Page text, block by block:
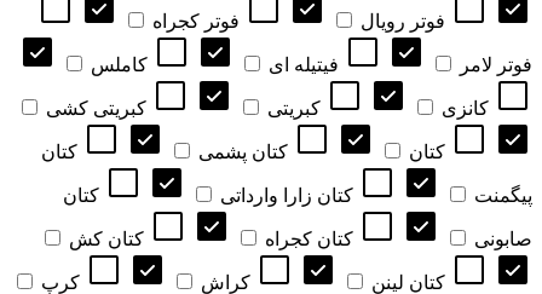
فوتر رویال فوتر کجراه
فوتر لامر فیتیله ای کاملس
کانزی کبریتی کبریتی کشی
کتان کتان پشمی کتان
پیگمنت کتان زارا وارداتی کتان
صابونی کتان کجراه کتان کش
کتان لینن کراش کرپ